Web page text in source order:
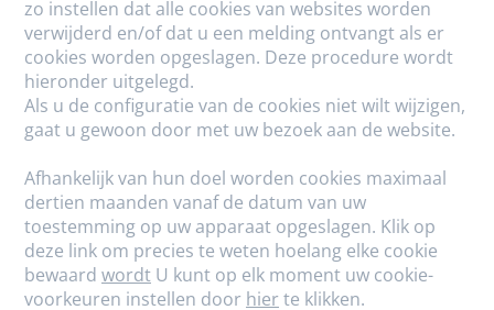
zo instellen dat alle cookies van websites worden
verwijderd en/of dat u een melding ontvangt als er
cookies worden opgeslagen. Deze procedure wordt
hieronder uitgelegd.
Als u de configuratie van de cookies niet wilt wijzigen,
gaat u gewoon door met uw bezoek aan de website.
Afhankelijk van hun doel worden cookies maximaal
dertien maanden vanaf de datum van uw
toestemming op uw apparaat opgeslagen. Klik op
deze link om precies te weten hoelang elke cookie
bewaard wordt U kunt op elk moment uw cookie-
voorkeuren instellen door hier te klikken.